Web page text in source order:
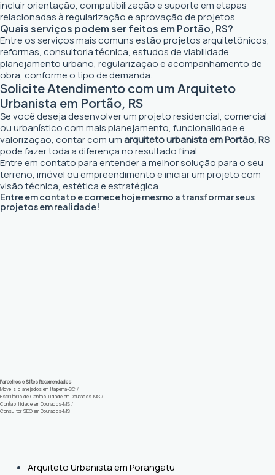
incluir orientação, compatibilização e suporte em etapas
relacionadas à regularização e aprovação de projetos.
Quais serviços podem ser feitos em Portão, RS?
Entre os serviços mais comuns estão projetos arquitetônicos,
reformas, consultoria técnica, estudos de viabilidade,
planejamento urbano, regularização e acompanhamento de
obra, conforme o tipo de demanda.
Solicite Atendimento com um Arquiteto
Urbanista em Portão, RS
Se você deseja desenvolver um projeto residencial, comercial
ou urbanístico com mais planejamento, funcionalidade e
valorização, contar com umarquiteto urbanista em Portão, RS
pode fazer toda a diferença no resultado final.
Entre em contato para entender a melhor solução para o seu
terreno, imóvel ou empreendimento e iniciar um projeto com
visão técnica, estética e estratégica.
Entre em contato e comece hoje mesmo a transformar seus
projetos em realidade!
Parceiros e Sites Recomendados:
Móveis planejados em Itapema-SC /
Escritório de Contabilidade em Dourados-MS /
Contabilidade em Dourados-MS /
Consultor SEO em Dourados-MS
Arquiteto Urbanista em Porangatu